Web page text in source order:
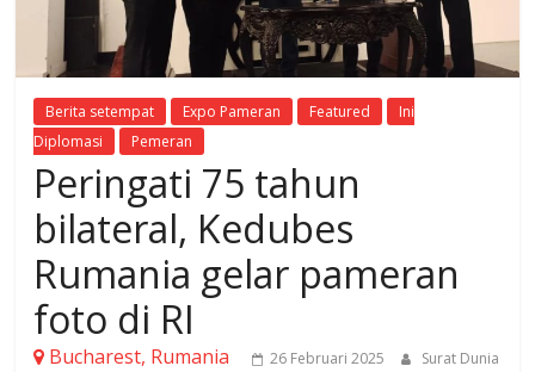
Berita setempat Expo Pameran Featured
Ini
Diplomasi
Pemeran
Peringati 75 tahun
bilateral, Kedubes
Rumania gelar pameran
foto di RI
Bucharest, Rumania 26 Februari 2025
Surat Dunia